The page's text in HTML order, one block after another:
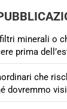
minerali o
prima
che
dovremmo